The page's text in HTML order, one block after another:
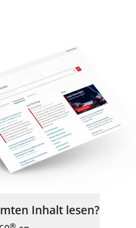
Inhalt lesen?
®